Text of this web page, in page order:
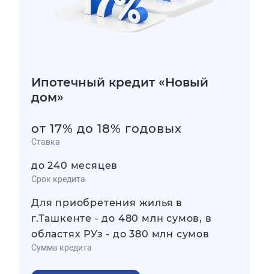
Ипотечный кредит «Новый
дом»
от 17% до 18% годовых
Ставка
до 240 месяцев
Срок кредита
Для приобретения жилья в
г.Ташкенте - до 480 млн сумов, в
областях РУз - до 380 млн сумов
Сумма кредита